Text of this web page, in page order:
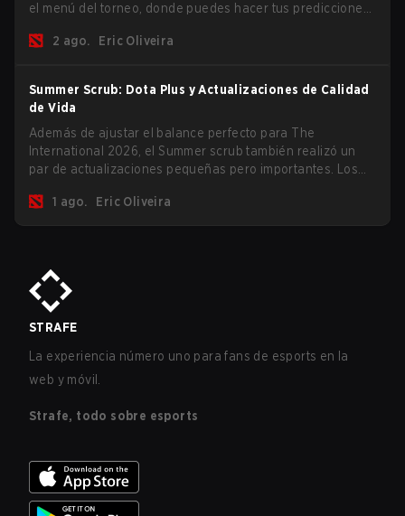
el menú del torneo, donde puedes hacer tus predicciones
este año.
2 ago. Eric Oliveira
Summer Scrub: Dota Plus y Actualizaciones de Calidad
de Vida
Además de ajustar el balance perfecto para The
International 2026, el Summer scrub también realizó un
par de actualizaciones pequeñas pero importantes. Los
de desglose post-partida y ahora todos los jugadores
pueden vincular teclas de acceso rápido para unidades
1 ago. Eric Oliveira
STRAFE
La experiencia número uno para fans de esports en la
web y móvil.
Strafe, todo sobre esports